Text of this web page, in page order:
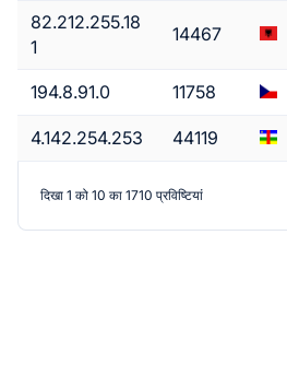
82.212.255.18
1
14467
194.8.91.0 11758
4.142.254.253 44119
दिखा 1 को 10 का 1710 प्रविष्टियां